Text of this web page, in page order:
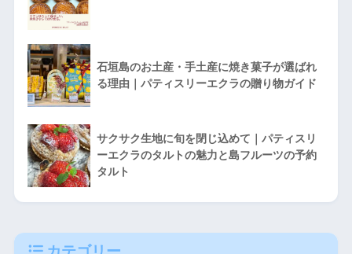
石垣島のお土産・手土産に焼き菓子が選ばれ
る理由｜パティスリーエクラの贈り物ガイド
サクサク生地に旬を閉じ込めて｜パティスリ
ーエクラのタルトの魅力と島フルーツの予約
タルト